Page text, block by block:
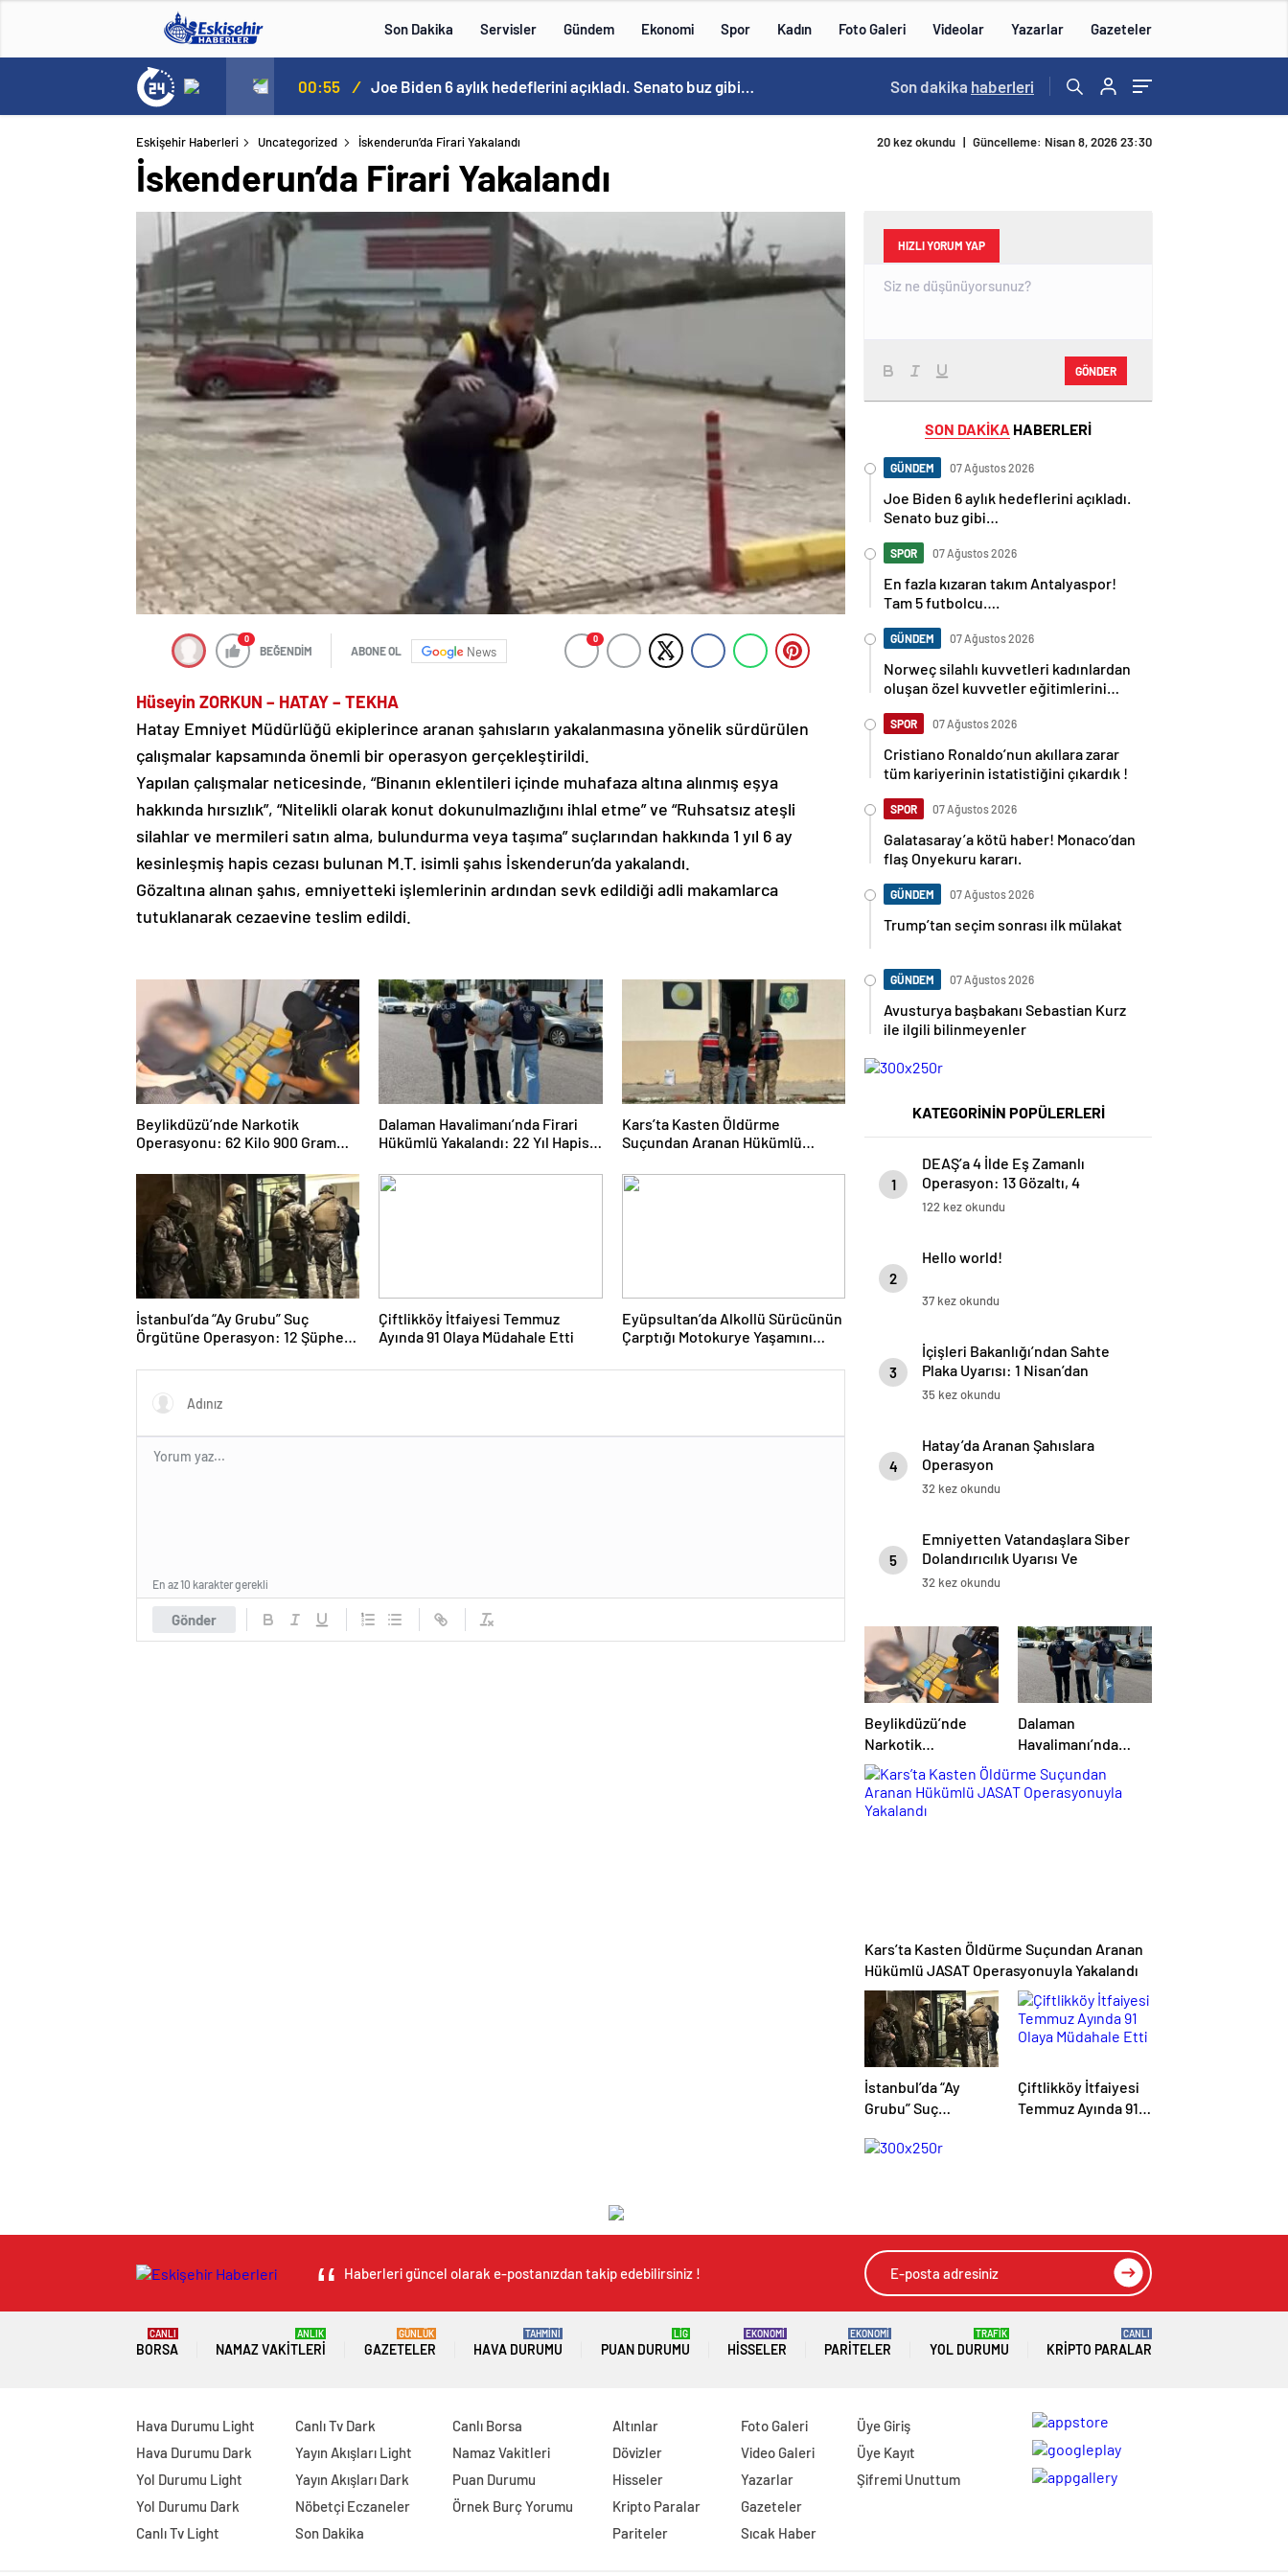
Son Dakika Servisler Gündem Ekonomi Spor Kadın Foto Galeri Videolar Yazarlar Gazeteler
00:55 / Joe Biden 6 aylık hedeflerini açıkladı. Senato buz gibi… 23:55 / En fazla kızaran takım Antalyaspor! Tam 5
Son dakika haberleri
Eskişehir Haberleri Uncategorized İskenderun’da Firari Yakalandı 20 kez okundu | Güncelleme: Nisan 8, 2026 23:30
İskenderun’da Firari Yakalandı
0
BEĞENDİM ABONE OL News
0
Hüseyin ZORKUN – HATAY – TEKHA
Hatay Emniyet Müdürlüğü ekiplerince aranan şahısların yakalanmasına yönelik sürdürülen
çalışmalar kapsamında önemli bir operasyon gerçekleştirildi.
Yapılan çalışmalar neticesinde, “Binanın eklentileri içinde muhafaza altına alınmış eşya
hakkında hırsızlık”, “Nitelikli olarak konut dokunulmazlığını ihlal etme” ve “Ruhsatsız ateşli
silahlar ve mermileri satın alma, bulundurma veya taşıma” suçlarından hakkında 1 yıl 6 ay
kesinleşmiş hapis cezası bulunan M.T. isimli şahıs İskenderun’da yakalandı.
Gözaltına alınan şahıs, emniyetteki işlemlerinin ardından sevk edildiği adli makamlarca
tutuklanarak cezaevine teslim edildi.
Beylikdüzü’nde Narkotik
Operasyonu: 62 Kilo 900 Gram
Dalaman Havalimanı’nda Firari
Hükümlü Yakalandı: 22 Yıl Hapis
Kars’ta Kasten Öldürme
Suçundan Aranan Hükümlü
İstanbul’da “Ay Grubu” Suç
Örgütüne Operasyon: 12 Şüpheli
Çiftlikköy İtfaiyesi Temmuz
Ayında 91 Olaya Müdahale Etti
Eyüpsultan’da Alkollü Sürücünün
Çarptığı Motokurye Yaşamını
Aileden Tepki
Gönder
En az 10 karakter gerekli
HIZLI YORUM YAP
GÖNDER
SON DAKİKA HABERLERİ
GÜNDEM 07 Ağustos 2026
Joe Biden 6 aylık hedeflerini açıkladı.
Senato buz gibi…
SPOR 07 Ağustos 2026
En fazla kızaran takım Antalyaspor!
Tam 5 futbolcu….
GÜNDEM 07 Ağustos 2026
Norweç silahlı kuvvetleri kadınlardan
oluşan özel kuvvetler eğitimlerini
SPOR 07 Ağustos 2026
Cristiano Ronaldo’nun akıllara zarar
tüm kariyerinin istatistiğini çıkardık !
SPOR 07 Ağustos 2026
Galatasaray’a kötü haber! Monaco’dan
flaş Onyekuru kararı.
GÜNDEM 07 Ağustos 2026
Trump’tan seçim sonrası ilk mülakat
GÜNDEM 07 Ağustos 2026
Avusturya başbakanı Sebastian Kurz
ile ilgili bilinmeyenler
KATEGORİNİN POPÜLERLERİ
1
DEAŞ’a 4 İlde Eş Zamanlı
Operasyon: 13 Gözaltı, 4
Tutuklama
122 kez okundu
2
Hello world!
37 kez okundu
3
İçişleri Bakanlığı’ndan Sahte
Plaka Uyarısı: 1 Nisan’dan
İtibaren 140 Bin TL Ceza
35 kez okundu
4
Hatay’da Aranan Şahıslara
Operasyon
32 kez okundu
5
Emniyetten Vatandaşlara Siber
Dolandırıcılık Uyarısı Ve
Önlemler
32 kez okundu
Beylikdüzü’nde
Narkotik
Operasyonu: 62 Kilo
900 Gram
Uyuşturucu Ele
Dalaman
Havalimanı’nda
Firari Hükümlü
Yakalandı: 22 Yıl
Hapis Cezası
Kars’ta Kasten Öldürme Suçundan Aranan
Hükümlü JASAT Operasyonuyla Yakalandı
İstanbul’da “Ay
Grubu” Suç
Operasyon: 12
Çiftlikköy İtfaiyesi
Temmuz Ayında 91
Haberleri güncel olarak e-postanızdan takip edebilirsiniz !
BORSA
CANLI
NAMAZ VAKITLERI
ANLIK
GAZETELER
GÜNLÜK
HAVA DURUMU
TAHMİNİ
PUAN DURUMU
LİG
HISSELER
EKONOMİ
PARITELER
EKONOMİ
YOL DURUMU
TRAFİK
KRIPTO PARALAR
CANLI
Hava Durumu Light
Hava Durumu Dark
Yol Durumu Light
Yol Durumu Dark
Canlı Tv Light
Canlı Tv Dark
Yayın Akışları Light
Yayın Akışları Dark
Nöbetçi Eczaneler
Son Dakika
Canlı Borsa
Namaz Vakitleri
Puan Durumu
Örnek Burç Yorumu
Altınlar
Dövizler
Hisseler
Kripto Paralar
Pariteler
Foto Galeri
Video Galeri
Yazarlar
Gazeteler
Sıcak Haber
Üye Giriş
Üye Kayıt
Şifremi Unuttum